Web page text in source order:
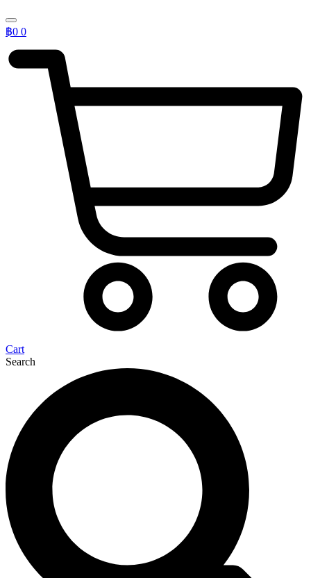
฿0 0
Cart
Search